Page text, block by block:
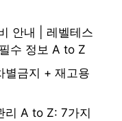
안내 | 레벨테스
수 정보 A to Z
별금지 + 재고용
리 A to Z: 7가지